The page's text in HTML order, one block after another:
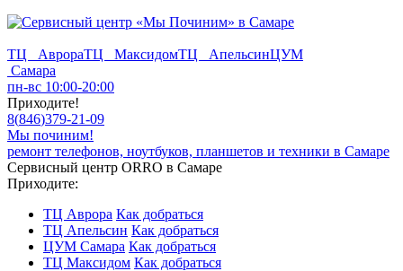
ТЦ АврораТЦ МаксидомТЦ АпельсинЦУМ
Самара
пн-вс 10:00-20:00
Приходите!
8(846)379-21-09
Мы починим!
ремонт телефонов, ноутбуков, планшетов и техники в Самаре
Сервисный центр ORRO в Самаре
Приходите:
ТЦ Аврора Как добраться
ТЦ Апельсин Как добраться
ЦУМ Самара Как добраться
ТЦ Максидом Как добраться